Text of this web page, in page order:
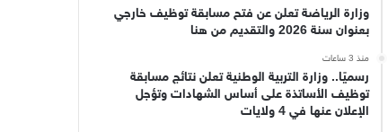
وزارة الرياضة تعلن عن فتح مسابقة توظيف خارجي
بعنوان سنة 2026 والتقديم من هنا
منذ 3 ساعات
رسميًا.. وزارة التربية الوطنية تعلن نتائج مسابقة
توظيف الأساتذة على أساس الشهادات وتؤجل
الإعلان عنها في 4 ولايات